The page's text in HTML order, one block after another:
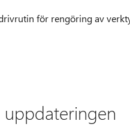
för rengöring av